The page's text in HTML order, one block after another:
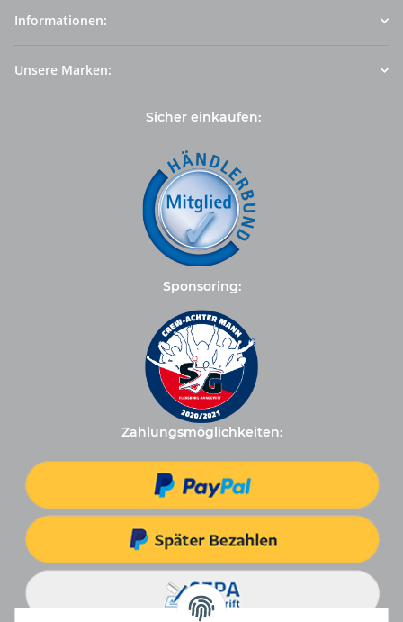
Informationen:
Unsere Marken:
Sicher einkaufen:
Sponsoring:
Zahlungsmöglichkeiten: